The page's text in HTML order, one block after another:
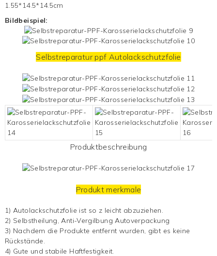
1.55*14.5*14.5cm
Bildbeispiel:
Selbstreparatur ppf Autolackschutzfolie
Produktbeschreibung
Produkt merkmale
1)Autolackschutzfolie ist so z leicht abzuziehen.
2) Selbstheilung, Anti-VergilbungAutoverpackung
3) Nachdem die Produkte entfernt wurden, gibt es keine
Rückstände.
4) Gute und stabile Haftfestigkeit.